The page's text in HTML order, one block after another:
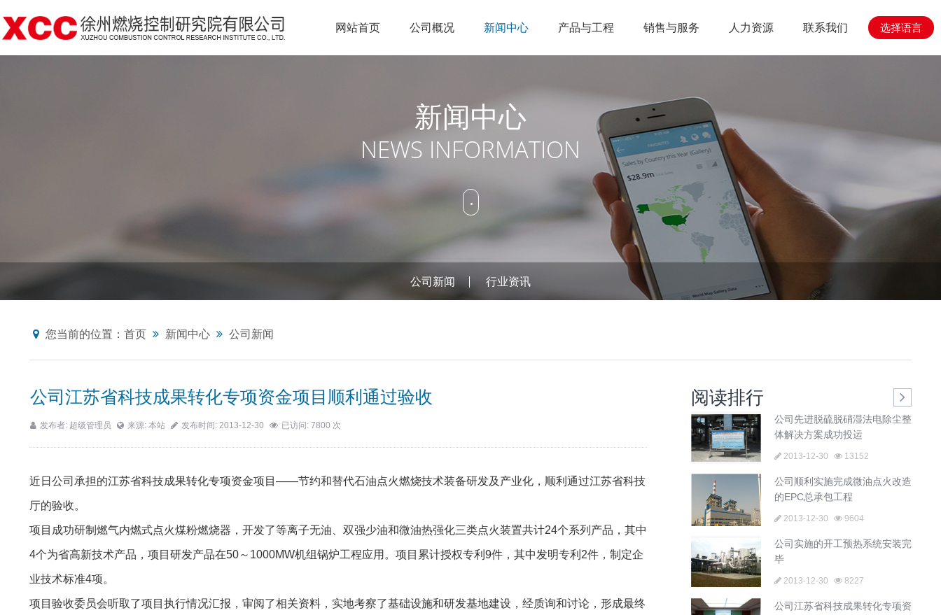
网站首页 公司概况
科研实力
企业文化
资质荣誉
公司概况
新闻中心
行业资讯
新闻中心
产品与工程
低NOX燃烧
特种燃烧
工业火炬
燃烧控制
烟气治理
产品与工程
销售与服务
在线服务
销售与服务
人力资源
人力资源
联系我们 选择语言
新闻中心
NEWS INFORMATION
公司新闻 行业资讯
您当前的位置： 首页 新闻中心 公司新闻
公司江苏省科技成果转化专项资金项目顺利通过验收
发布者: 超级管理员 来源: 本站 发布时间: 2013-12-30 已访问: 7800 次
近日公司承担的江苏省科技成果转化专项资金项目——节约和替代石油点火燃烧技术装备研发及产业化，顺利通过江苏省科技
厅的验收。
项目成功研制燃气内燃式点火煤粉燃烧器，开发了等离子无油、双强少油和微油热强化三类点火装置共计24个系列产品，其中
4个为省高新技术产品，项目研发产品在50～1000MW机组锅炉工程应用。项目累计授权专利9件，其中发明专利2件，制定企
业技术标准4项。
项目验收委员会听取了项目执行情况汇报，审阅了相关资料，实地考察了基础设施和研发基地建设，经质询和讨论，形成最终
阅读排行
公司先进脱硫脱硝湿法电除尘整
体解决方案成功投运
2013-12-30 13152
公司顺利实施完成微油点火改造
的EPC总承包工程
2013-12-30 9604
公司实施的开工预热系统安装完
毕
2013-12-30 8227
公司江苏省科技成果转化专项资